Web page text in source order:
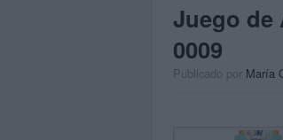
Juego de
0009
Publicado por María